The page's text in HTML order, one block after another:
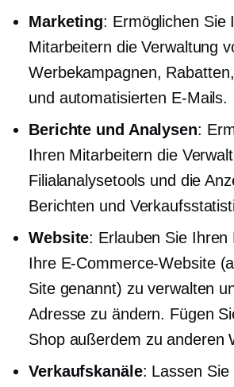
Marketing: Ermöglichen Sie
Mitarbeitern die Verwaltung
Werbekampagnen,
und automatisierten E-Mails.
Berichte und Analysen:
Ihren Mitarbeitern die
Filialanalysetools und die
Berichten und
Website: Erlauben Sie Ihren
Ihre E-Commerce-Website
Site genannt) zu verwalten
Adresse zu ändern. Fügen
Shop außerdem zu anderen
Verkaufskanäle: Lassen